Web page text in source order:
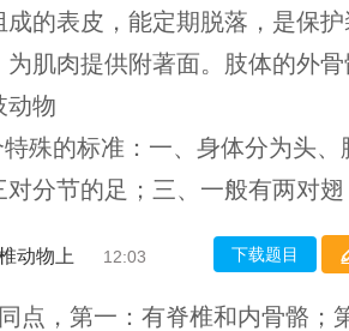
成的表皮，能定期脱落，是保
为肌肉提供附著面。肢体的外
动物
殊的标准：一、身体分为头、
分节的足；三、一般有两对翅
动物上 12:03 下载题目
点，第一：有脊椎和内骨骼；